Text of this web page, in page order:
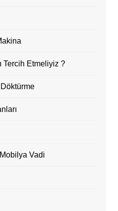
Tercih Etmeliyiz ?
Döktürme
Vadi